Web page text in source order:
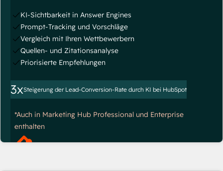
KI-Sichtbarkeit in Answer Engines
Prompt-Tracking und Vorschläge
Vergleich mit Ihren Wettbewerbern
Quellen- und Zitationsanalyse
Priorisierte Empfehlungen
3xSteigerung der Lead-Conversion-Rate durch KI bei HubSpot
*Auch in Marketing Hub Professional und Enterprise
enthalten